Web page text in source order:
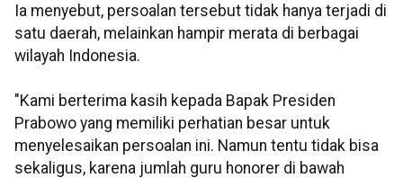
Ia menyebut, persoalan tersebut tidak hanya terjadi di
satu daerah, melainkan hampir merata di berbagai
wilayah Indonesia.
"Kami berterima kasih kepada Bapak Presiden
Prabowo yang memiliki perhatian besar untuk
menyelesaikan persoalan ini. Namun tentu tidak bisa
sekaligus, karena jumlah guru honorer di bawah